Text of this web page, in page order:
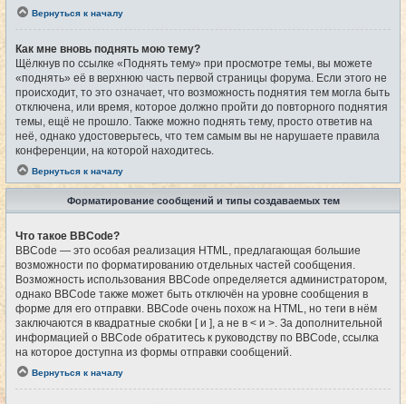
Вернуться к началу
Как мне вновь поднять мою тему?
Щёлкнув по ссылке «Поднять тему» при просмотре темы, вы можете
«поднять» её в верхнюю часть первой страницы форума. Если этого не
происходит, то это означает, что возможность поднятия тем могла быть
отключена, или время, которое должно пройти до повторного поднятия
темы, ещё не прошло. Также можно поднять тему, просто ответив на
неё, однако удостоверьтесь, что тем самым вы не нарушаете правила
конференции, на которой находитесь.
Вернуться к началу
Форматирование сообщений и типы создаваемых тем
Что такое BBCode?
BBCode — это особая реализация HTML, предлагающая большие
возможности по форматированию отдельных частей сообщения.
Возможность использования BBCode определяется администратором,
однако BBCode также может быть отключён на уровне сообщения в
форме для его отправки. BBCode очень похож на HTML, но теги в нём
заключаются в квадратные скобки [ и ], а не в < и >. За дополнительной
информацией о BBCode обратитесь к руководству по BBCode, ссылка
на которое доступна из формы отправки сообщений.
Вернуться к началу